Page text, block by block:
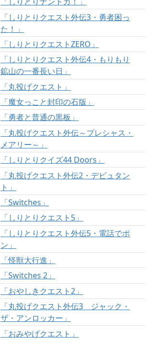
「しりとりクエスト外伝3・勇者困っ
た！」
「しりとりクエストZERO」
「しりとりクエスト外伝4・もりもり
鉱山の一番長い日」
「丸投げクエスト」
「魔女っこと封印の石版」
「勇者と普通の黒板」
「丸投げクエスト外伝～プレシャス・
メアリー～」
「しりとりクイズ44 Doors」
「丸投げクエスト外伝2・デビュタン
ト」
「Switches」
「しりとりクエスト5」
「しりとりクエスト外伝5・電話でポ
ン」
「怪獣大行進」
「Switches 2」
「おやしきクエスト2」
「丸投げクエスト外伝3 ジャック・
ザ・アンロッカー」
「おみやげクエスト」